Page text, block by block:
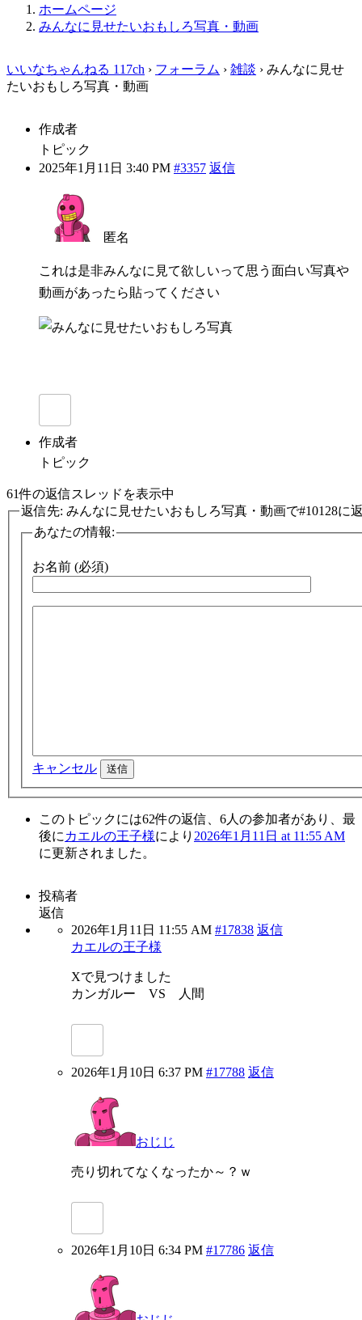
ホームページ
みんなに見せたいおもしろ写真・動画
いいなちゃんねる 117ch › フォーラム › 雑談 › みんなに見せ
たいおもしろ写真・動画
このトピックには62件の返信、6人の参加者があり、最
後に カエルの王子様により 2026年1月11日 at 11:55 AM
に更新されました。
作成者
トピック
2025年1月11日 3:40 PM #3357 返信
匿名
これは是非みんなに見て欲しいって思う面白い写真や
動画があったら貼ってください
作成者
トピック
61件の返信スレッドを表示中
投稿者
返信
2026年1月11日 11:55 AM #17838 返信
カエルの王子様
Xで見つけました
カンガルー VS 人間
2026年1月10日 6:37 PM #17788 返信
おじじ
売り切れてなくなったか～？ｗ
2026年1月10日 6:34 PM #17786 返信
返信先: みんなに見せたいおもしろ写真・動画で#10128に
あなたの情報:
お名前 (必須)
キャンセル 送信